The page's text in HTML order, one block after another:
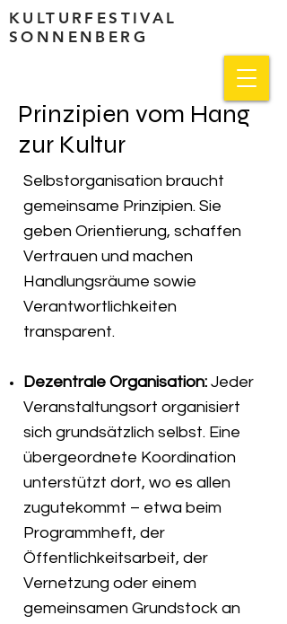
KULTURFESTIVAL
SONNENBERG
Prinzipien vom Hang
zur Kultur
Selbstorganisation braucht
gemeinsame Prinzipien. Sie
geben Orientierung, schaffen
Vertrauen und machen
Handlungsräume sowie
Verantwortlichkeiten
transparent.
Dezentrale Organisation: Jeder
Veranstaltungsort organisiert
sich grundsätzlich selbst. Eine
übergeordnete Koordination
unterstützt dort, wo es allen
zugutekommt – etwa beim
Programmheft, der
Öffentlichkeitsarbeit, der
Vernetzung oder einem
gemeinsamen Grundstock an